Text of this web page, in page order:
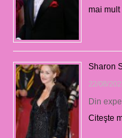
mai mult
Sharon
22/08/
Din
Citeşte